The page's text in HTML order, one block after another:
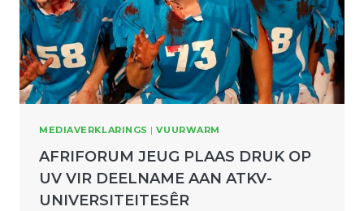
MEDIAVERKLARINGS |VUURWARM
AFRIFORUM JEUG PLAAS DRUK OP
UV VIR DEELNAME AAN ATKV-
UNIVERSITEITESÊR